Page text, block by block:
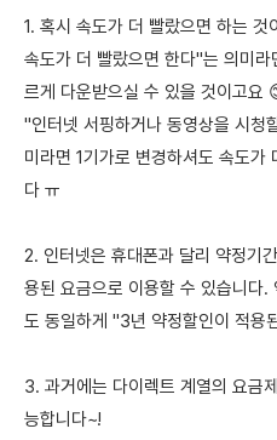
1. 혹시 속도가 더 빨랐으면 하는
속도가 더 빨랐으면 한다"는 의미
르게 다운받으실 수 있을 것이고요
"인터넷 서핑하거나 동영상을 시청
미라면 1기가로 변경하셔도 속도가
다 ㅠ
2. 인터넷은 휴대폰과 달리 약정기
용된 요금으로 이용할 수 있습니다.
도 동일하게 "3년 약정할인이 적용
3. 과거에는 다이렉트 계열의 요금
능합니다~!